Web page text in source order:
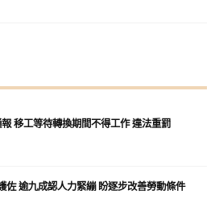
移工等待轉換期間不得工作 違法重罰
佐 逾九成認人力緊繃 盼逐步改善勞動條件